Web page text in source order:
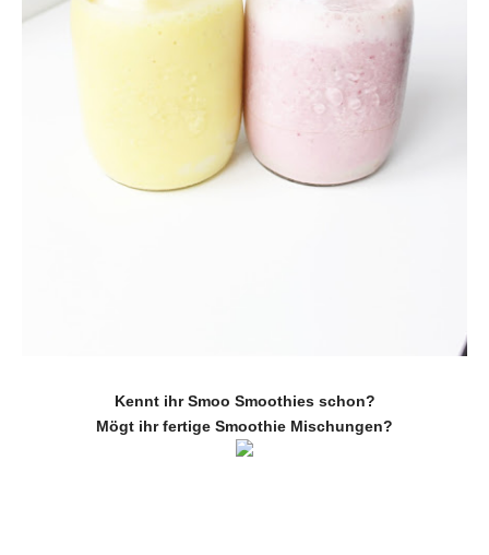
Kennt ihr Smoo Smoothies schon?
Mögt ihr fertige Smoothie Mischungen?